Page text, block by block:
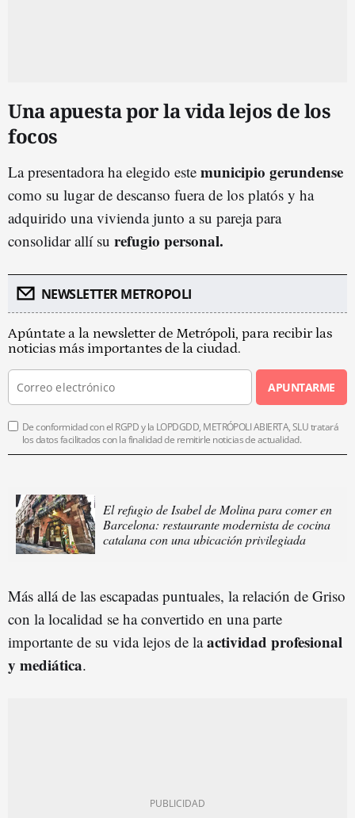
Una apuesta por la vida lejos de los
focos
La presentadora ha elegido este municipio gerundense
como su lugar de descanso fuera de los platós y ha
adquirido una vivienda junto a su pareja para
consolidar allí su refugio personal.
NEWSLETTER METROPOLI
Apúntate a la newsletter de Metrópoli, para recibir las
noticias más importantes de la ciudad.
APUNTARME
De conformidad con el RGPD y la LOPDGDD, METRÓPOLI ABIERTA, SLU tratará
los datos facilitados con la finalidad de remitirle noticias de actualidad.
El refugio de Isabel de Molina para comer en
Barcelona: restaurante modernista de cocina
catalana con una ubicación privilegiada
Más allá de las escapadas puntuales, la relación de Griso
con la localidad se ha convertido en una parte
importante de su vida lejos de laactividad profesional
y mediática.